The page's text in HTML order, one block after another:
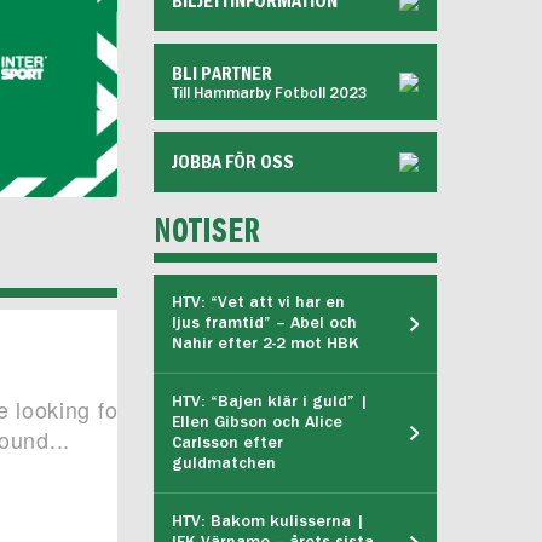
BLI PARTNER
Till Hammarby Fotboll 2023
JOBBA FÖR OSS
NOTISER
HTV: “Vet att vi har en
ljus framtid” – Abel och
Nahir efter 2-2 mot HBK
HTV: “Bajen klär i guld” |
Ellen Gibson och Alice
Carlsson efter
guldmatchen
HTV: Bakom kulisserna |